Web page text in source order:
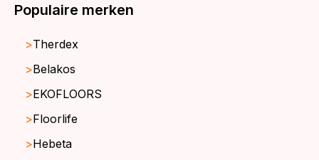
Populaire merken
Therdex
Belakos
EKOFLOORS
Floorlife
Hebeta